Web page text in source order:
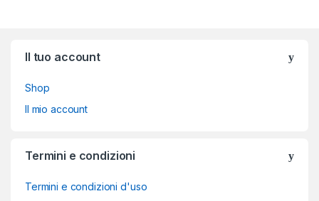
Il tuo account
Shop
Il mio account
Termini e condizioni
Termini e condizioni d'uso